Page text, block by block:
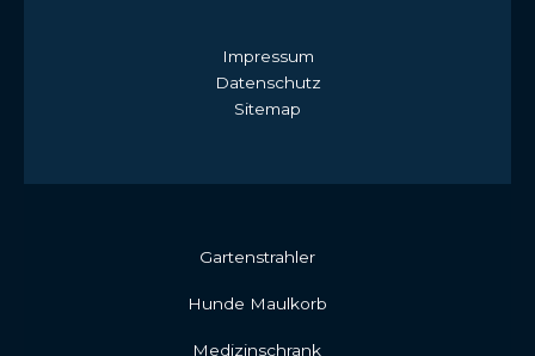
Impressum
Datenschutz
Sitemap
Gartenstrahler
Hunde Maulkorb
Medizinschrank